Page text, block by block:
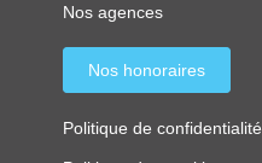
Nos agences
Nos honoraires
Politique de confidentialité